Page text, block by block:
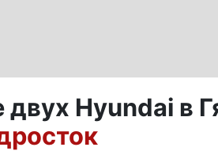
двух Hyundai в